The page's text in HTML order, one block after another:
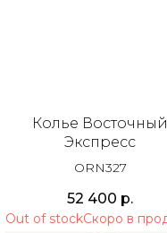
Колье Восточный
Экспресс
ORN327
52 400 р.
Out of stock